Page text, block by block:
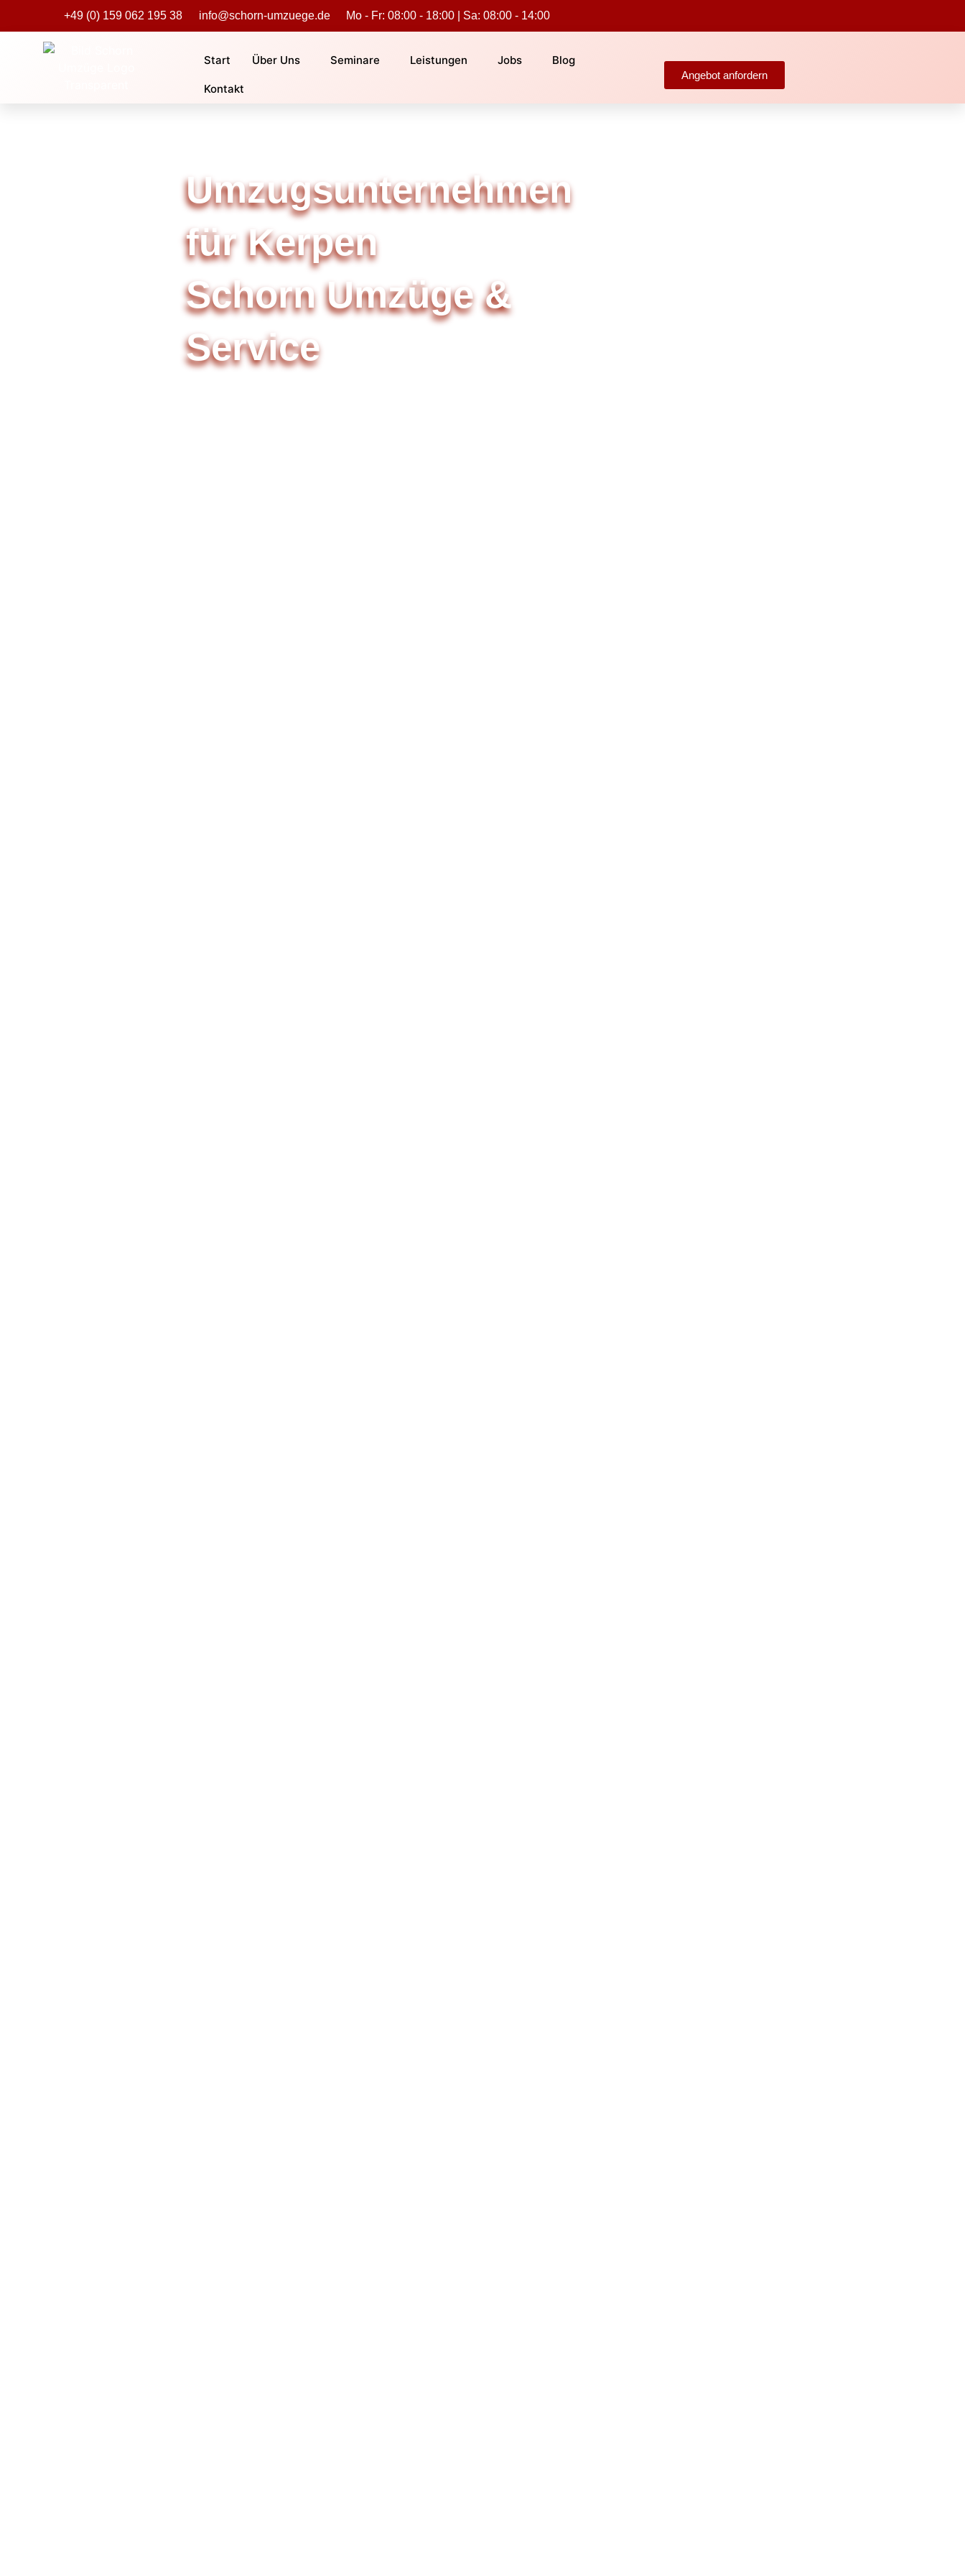
+49 (0) 159 062 195 38 info@schorn-umzuege.de Mo - Fr: 08:00 - 18:00 | Sa: 08:00 - 14:00
Start Über Uns Seminare Leistungen Jobs Blog
Kontakt
Angebot anfordern
Umzugsunternehmen
für Kerpen
Schorn Umzüge &
Service